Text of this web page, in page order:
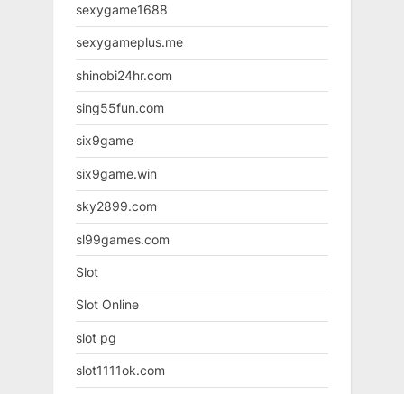
sexygame1688
sexygameplus.me
shinobi24hr.com
sing55fun.com
six9game
six9game.win
sky2899.com
sl99games.com
Slot
Slot Online
slot pg
slot1111ok.com